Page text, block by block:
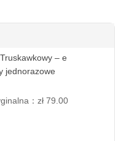
– e
jednorazowe
：zł 79.00